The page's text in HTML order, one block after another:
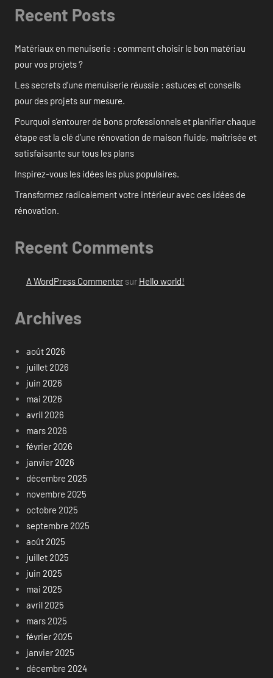
Recent Posts
Matériaux en menuiserie : comment choisir le bon matériau
pour vos projets ?
Les secrets d’une menuiserie réussie : astuces et conseils
pour des projets sur mesure.
Pourquoi s’entourer de bons professionnels et planifier chaque
étape est la clé d’une rénovation de maison fluide, maîtrisée et
satisfaisante sur tous les plans
Inspirez-vous les idées les plus populaires.
Transformez radicalement votre intérieur avec ces idées de
rénovation.
Recent Comments
A WordPress Commentersur Hello world!
Archives
août 2026
juillet 2026
juin 2026
mai 2026
avril 2026
mars 2026
février 2026
janvier 2026
décembre 2025
novembre 2025
octobre 2025
septembre 2025
août 2025
juillet 2025
juin 2025
mai 2025
avril 2025
mars 2025
février 2025
janvier 2025
décembre 2024